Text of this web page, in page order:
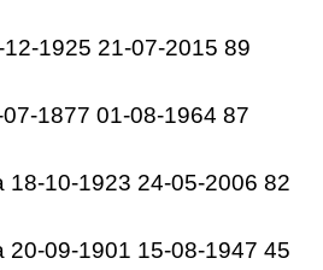
1925 21-07-2015 89
1877 01-08-1964 87
18-10-1923 24-05-2006 82
20-09-1901 15-08-1947 45